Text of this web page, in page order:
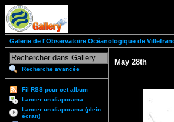
Galerie de l'Observatoire Océanologique de
Recherche avancée
Fil RSS pour cet album
Lancer un diaporama
Lancer un diaporama (plein
écran)
May 28th